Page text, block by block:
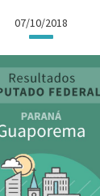
07/10/2018